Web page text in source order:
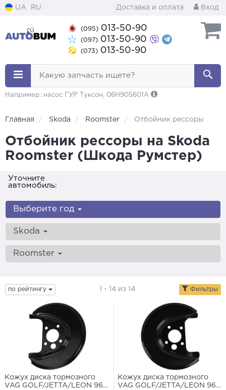
UA RU Доставка и оплата Вход
(095) 013-50-90
(097) 013-50-90
(073) 013-50-90
Какую запчасть ищете?
Например: насос ГУР Туксон, 06H905601A
Главная Skoda Roomster Отбойник рессоры
Отбойник рессоры на Skoda
Roomster (Шкода Румстер)
Уточните
автомобиль:
Выберите год
Skoda
Roomster
по рейтингу 1 - 14 из 14 Фильтры
Кожух диска тормозного
VAG GOLF/JETTA/LEON 96-
Кожух диска тормозного
VAG GOLF/JETTA/LEON 96-